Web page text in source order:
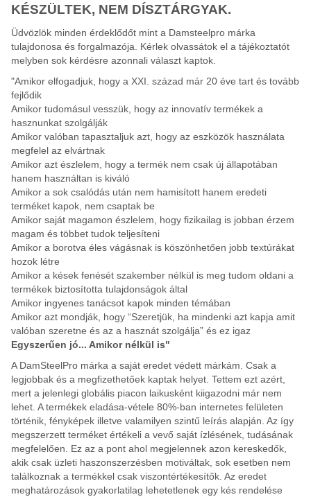
KÉSZÜLTEK, NEM DÍSZTÁRGYAK.
Üdvözlök minden érdeklődőt mint a Damsteelpro márka
tulajdonosa és forgalmazója. Kérlek olvassátok el a tájékoztatót
melyben sok kérdésre azonnali választ kaptok.
"Amikor elfogadjuk, hogy a XXI. század már 20 éve tart és tovább
fejlődik
Amikor tudomásul vesszük, hogy az innovatív termékek a
hasznunkat szolgálják
Amikor valóban tapasztaljuk azt, hogy az eszközök használata
megfelel az elvártnak
Amikor azt észlelem, hogy a termék nem csak új állapotában
hanem használtan is kiváló
Amikor a sok csalódás után nem hamisított hanem eredeti
terméket kapok, nem csaptak be
Amikor saját magamon észlelem, hogy fizikailag is jobban érzem
magam és többet tudok teljesíteni
Amikor a borotva éles vágásnak is köszönhetően jobb textúrákat
hozok létre
Amikor a kések fenését szakember nélkül is meg tudom oldani a
termékek biztosította tulajdonságok által
Amikor ingyenes tanácsot kapok minden témában
Amikor azt mondják, hogy “Szeretjük, ha mindenki azt kapja amit
valóban szeretne és az a hasznát szolgálja” és ez igaz
Egyszerűen jó... Amikor nélkül is"
A DamSteelPro márka a saját eredet védett márkám. Csak a
legjobbak és a megfizethetőek kaptak helyet. Tettem ezt azért,
mert a jelenlegi globális piacon laikusként kiigazodni már nem
lehet. A termékek eladása-vétele 80%-ban internetes felületen
történik, fényképek illetve valamilyen szintű leírás alapján. Az így
megszerzett terméket értékeli a vevő saját ízlésének, tudásának
megfelelően. Ez az a pont ahol megjelennek azon kereskedők,
akik csak üzleti haszonszerzésben motiváltak, sok esetben nem
találkoznak a termékkel csak viszontértékesítők. Az eredet
meghatározások gyakorlatilag lehetetlenek egy kés rendelése